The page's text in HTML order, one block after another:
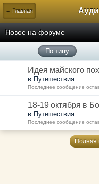
← Главная
Новое на форуме
По типу
Идея майского
в Путешествия
Последнее сообщение
18-19 октября в
в Путешествия
Последнее сообщение
Полная